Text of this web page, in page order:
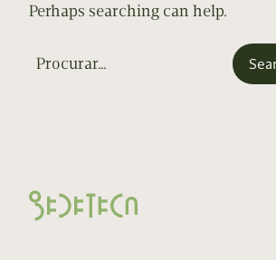
Perhaps searching can help.